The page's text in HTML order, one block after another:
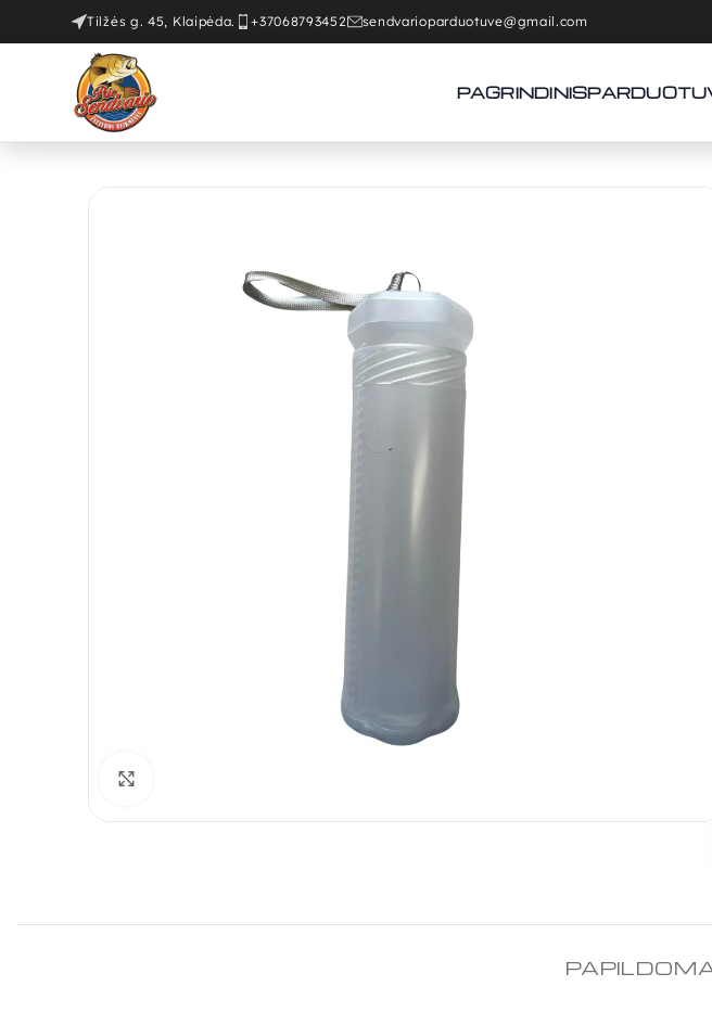
Tilžės g. 45, Klaipėda. +37068793452 sendvarioparduotuve@gmail.com
PAGRINDINIS